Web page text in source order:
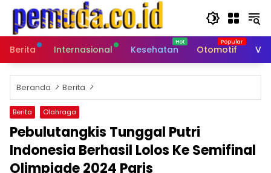
Langsung
konten
Berita
Internasional Kesehatan Otomotif
Beranda Berita
Berita Olahraga
Pebulutangkis Tunggal Putri
Indonesia Berhasil Lolos Ke Semifinal
Olimpiade 2024 Paris